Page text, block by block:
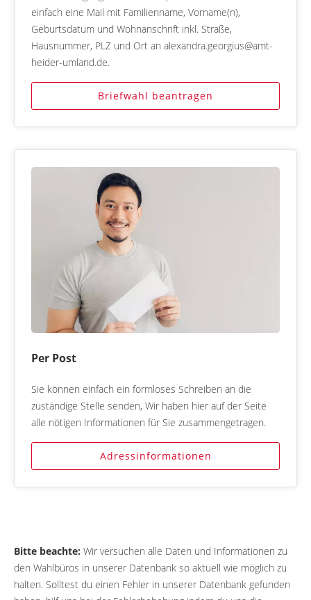
einfach eine Mail mit Familienname, Vorname(n),
Geburtsdatum und Wohnanschrift inkl. Straße,
Hausnummer, PLZ und Ort an alexandra.georgius@amt-
heider-umland.de.
Briefwahl beantragen
Per Post
Sie können einfach ein formloses Schreiben an die
zuständige Stelle senden, Wir haben hier auf der Seite
alle nötigen Informationen für Sie zusammengetragen.
Adressinformationen
Bitte beachte: Wir versuchen alle Daten und Informationen zu
den Wahlbüros in unserer Datenbank so aktuell wie möglich zu
halten. Solltest du einen Fehler in unserer Datenbank gefunden